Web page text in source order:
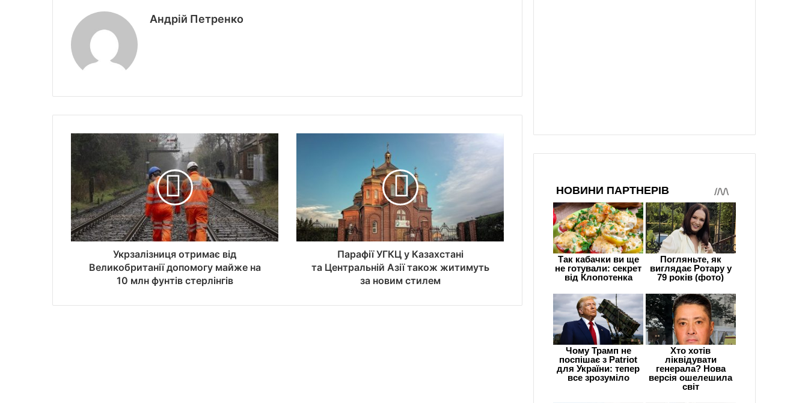
Андрій Петренко
Укрзалізниця отримає від
Великобританії допомогу майже на
10 млн фунтів стерлінгів
Парафії УГКЦ у Казахстані
та Центральній Азії також житимуть
за новим стилем